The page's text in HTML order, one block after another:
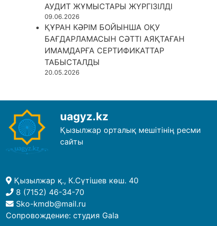
АУДИТ ЖҰМЫСТАРЫ ЖҮРГІЗІЛДІ
09.06.2026
ҚҰРАН КӘРІМ БОЙЫНША ОҚУ
БАҒДАРЛАМАСЫН СӘТТІ АЯҚТАҒАН
ИМАМДАРҒА СЕРТИФИКАТТАР
ТАБЫСТАЛДЫ
20.05.2026
uagyz.kz
Қызылжар орталық мешітінің ресми
сайты
Қызылжар қ., К.Сүтішев көш. 40
8 (7152) 46-34-70
Sko-kmdb@mail.ru
Сопровождение: студия Gala